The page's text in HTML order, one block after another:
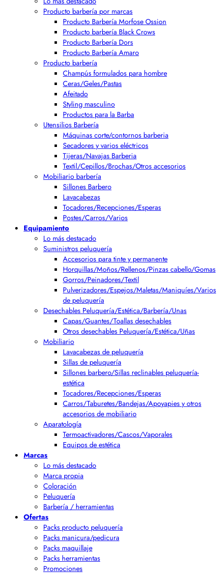
Producto barbería por marcas
Producto Barbería Morfose Ossion
Producto barbería Black Crows
Producto Barbería Dors
Producto Barbería Amaro
Producto barbería
Champús formulados para hombre
Ceras/Geles/Pastas
Afeitado
Styling masculino
Productos para la Barba
Utensilios Barbería
Máquinas corte/contornos barberia
Secadores y varios eléctricos
Tijeras/Navajas Barberia
Textil/Cepillos/Brochas/Otros accesorios
Mobiliario barbería
Sillones Barbero
Lavacabezas
Tocadores/Recepciones/Esperas
Postes/Carros/Varios
Equipamiento
Lo más destacado
Suministros peluquería
Accesorios para tinte y permanente
Horquillas/Moños/Rellenos/Pinzas cabello/Gomas
Gorros/Peinadores/Textil
Pulverizadores/Espejos/Maletas/Maniquíes/Varios
de peluquería
Desechables Peluquería/Estética/Barbería/Unas
Capas/Guantes/Toallas desechables
Otros desechables Peluquería/Estética/Uñas
Mobiliario
Lavacabezas de peluquería
Sillas de peluquería
Sillones barbero/Sillas reclinables peluquería-
estética
Tocadores/Recepciones/Esperas
Carros/Taburetes/Bandejas/Apoyapies y otros
accesorios de mobiliario
Aparatología
Termoactivadores/Cascos/Vaporales
Equipos de estética
Marcas
Lo más destacado
Marca propia
Coloración
Peluquería
Barbería / herramientas
Ofertas
Packs producto peluquería
Packs manicura/pedicura
Packs maquillaje
Packs herramientas
Promociones